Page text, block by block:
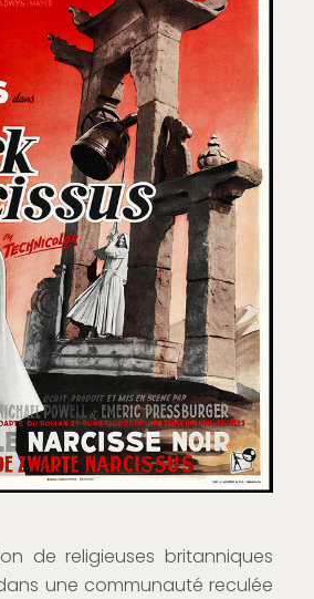
de religieuses britanniques
une communauté reculée